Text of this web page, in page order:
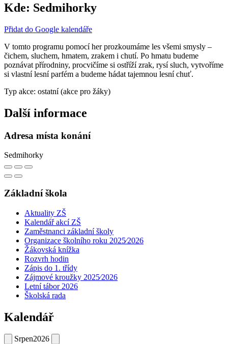
Kde: Sedmihorky
Přidat do Google kalendáře
V tomto programu pomocí her prozkoumáme les všemi smysly –
čichem, sluchem, hmatem, zrakem i chutí. Po hmatu budeme
poznávat přírodniny, procvičíme si ostříží zrak, rysí sluch, vytvoříme
si vlastní lesní parfém a budeme hádat tajemnou lesní chuť.
Typ akce: ostatní (akce pro žáky)
Další informace
Adresa místa konání
Sedmihorky
Základní škola
Aktuality ZŠ
Kalendář akcí ZŠ
Zaměstnanci základní školy
Organizace školního roku 2025⁄2026
Žákovská knížka
Rozvrh hodin
Zápis do 1. třídy
Zájmové kroužky 2025⁄2026
Letní tábor 2026
Školská rada
Kalendář
Srpen2026